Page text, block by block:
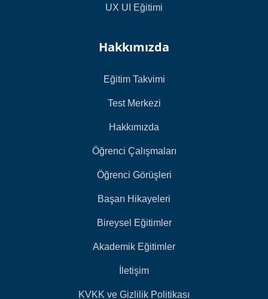
UX UI Eğitimi
Hakkımızda
Eğitim Takvimi
Test Merkezi
Hakkımızda
Öğrenci Çalışmaları
Öğrenci Görüşleri
Başarı Hikayeleri
Bireysel Eğitimler
Akademik Eğitimler
İletişim
KVKK ve Gizlilik Politikası